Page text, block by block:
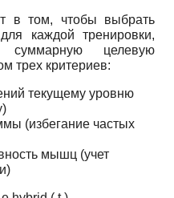
в том, чтобы выбрать
каждой тренировки,
суммарную целевую
трех критериев:
текущему уровню
(избегание частых
мышц (учет